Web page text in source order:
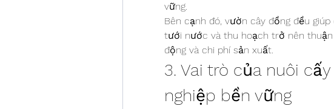
vững.
Bên cạnh đó, vườn cây đồng đều
tưới nước và thu hoạch trở nên
động và chi phí sản xuất.
3. Vai trò của nuôi
nghiệp bền vững